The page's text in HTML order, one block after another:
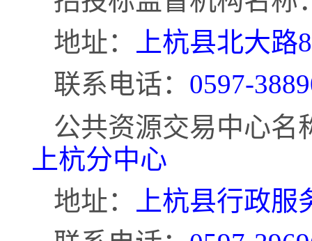
地址：
上杭县北大路
联系电话： 0597-
公共资源交易中心名
上杭分中心
地址：
上杭县行政